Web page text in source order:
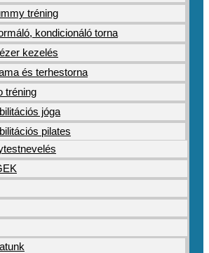
tréning
kondicionáló torna
kezelés
és terhestorna
tréning
jóga
pilates